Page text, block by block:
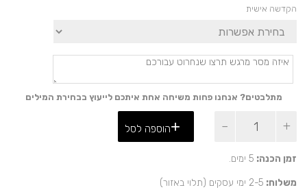
הקדשה אישית
מתלבטים? אנחנו פחות משיחה אחת איתכם לייעוץ בבחירת המילים
של
יוקרתית
–
הוספה לסל
זמן הכנה: 5 ימים.
משלוח: 2-5 ימי עסקים (תלוי באזור)